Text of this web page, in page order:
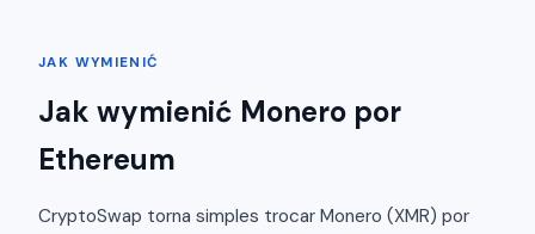
JAK WYMIENIĆ
Jak wymienić Monero por
Ethereum
CryptoSwap torna simples trocar Monero (XMR) por